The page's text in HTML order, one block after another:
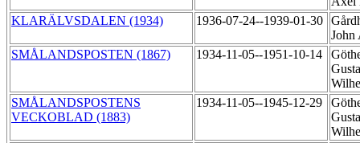
KLARÄLVSDALEN (1934)
1936-07-24--1939-01-30
SMÅLANDSPOSTEN (1867)
1934-11-05--1951-10-14
SMÅLANDSPOSTENS
VECKOBLAD (1883)
1934-11-05--1945-12-29